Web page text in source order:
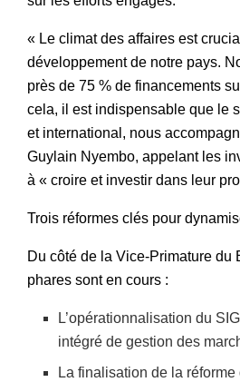
« Le climat des affaires est
développement de notre pays.
près de 75 % de financements
cela, il est indispensable que le
et international, nous
Guylain Nyembo, appelant les
à « croire et investir dans leur
Trois réformes clés pour
Du côté de la Vice-Primature du
phares sont en cours :
L’opérationnalisation du
intégré de gestion des
La finalisation de la